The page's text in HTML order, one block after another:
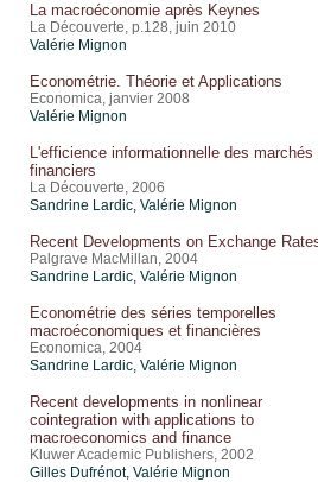
La macroéconomie après Keynes
La Découverte, p.128, juin 2010
Valérie Mignon
Econométrie. Théorie et Applications
Economica, janvier 2008
Valérie Mignon
L'efficience informationnelle des marchés
financiers
La Découverte, 2006
Sandrine Lardic, Valérie Mignon
Recent Developments on Exchange
Palgrave MacMillan, 2004
Sandrine Lardic, Valérie Mignon
Econométrie des séries temporelles
macroéconomiques et financières
Economica, 2004
Sandrine Lardic, Valérie Mignon
Recent developments in nonlinear
cointegration with applications to
macroeconomics and finance
Kluwer Academic Publishers, 2002
Gilles Dufrénot, Valérie Mignon